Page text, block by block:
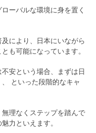
ーバルな環境に身を置く
により、日本にいながら
も可能になっています。
安という場合、まずは日
といった段階的なキャ
無理なくステップを踏んで
力といえます。